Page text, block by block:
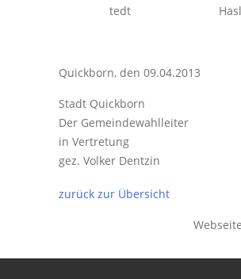
tedt
Quickborn, den 09.04.2013
Stadt Quickborn
Der Gemeindewahlleiter
in Vertretung
gez. Volker Dentzin
zurück zur Übersicht